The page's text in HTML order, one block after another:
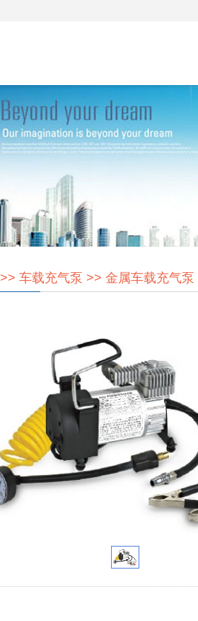
>> 车载充气泵 >> 金属车载充气泵